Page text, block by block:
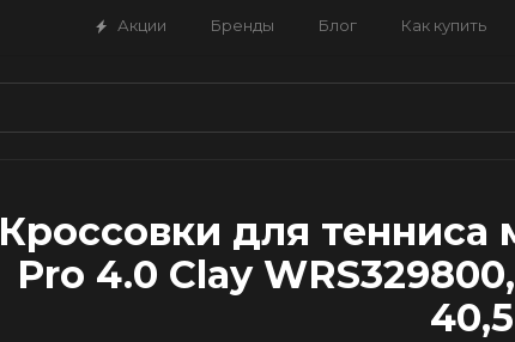
Акции Бренды Блог Как купить
Кроссовки для
Pro 4.0 Clay
40,5